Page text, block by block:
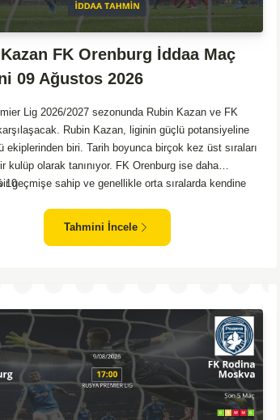
FK Orenburg İddaa Maç
09 Ağustos 2026
Lig 2026/2027 sezonunda Rubin Kazan ve FK
Rubin Kazan, liginin güçlü potansiyeline
ekiplerinden biri. Tarih boyunca birçok kez üst sıraları
kulüp olarak tanınıyor. FK Orenburg ise daha
geçmişe sahip ve genellikle orta sıralarda kendine
karşı daha etkili bir performans gösteriyor.
10
Tahmini İncele